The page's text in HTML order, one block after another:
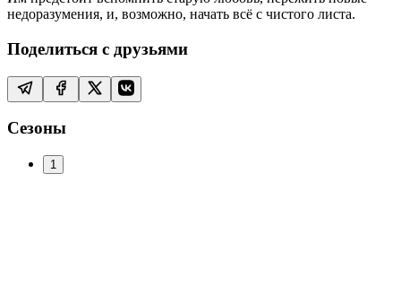
недоразумения, и, возможно, начать всё с чистого листа.
Поделиться с друзьями
Сезоны
1